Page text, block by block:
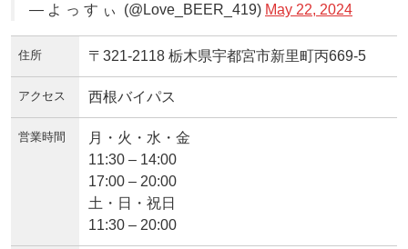
— よ っ す ぃ ️️ (@Love_BEER_419) May 22, 2024
住所 〒321-2118 栃木県宇都宮市新里町丙669-5
アクセス 西根バイパス
営業時間
月・火・水・金
11:30 – 14:00
17:00 – 20:00
土・日・祝日
11:30 – 20:00